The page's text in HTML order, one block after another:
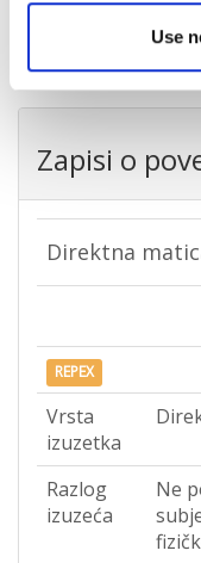
Use
Zapisi o
Direktna
REPEX
Vrsta
izuzetka
Razlog
izuzeća
Ne